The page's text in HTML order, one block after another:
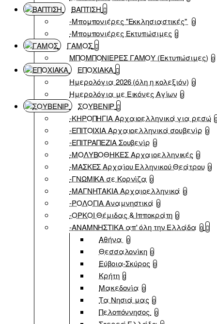
ΒΑΠΤΙΣΗ
-Μπομπονιέρες "Εκκλησιαστικές"
0
-Μπομπονιέρες Εκτυπώσιμες 0
ΓΑΜΟΣ
ΜΠΟΜΠΟΝΙΕΡΕΣ ΓΑΜΟΥ (Εκτυπώσιμες) 0
ΕΠΟΧΙΑΚΑ
Ημερολόγια 2026 (όλη η κολεξιόν) 0
Ημερολόγια με Εικόνες Αγίων 0
ΣΟΥΒΕΝΙΡ
-ΚΗΡΟΠΗΓΙΑ Αρχαιοελληνικά για ρεσώ 0
-ΕΠΙΤΟΙΧΙΑ Αρχαιοελληνικά σουβενίρ 0
-ΕΠΙΤΡΑΠΕΖΙΑ Σουβενίρ 0
-ΜΟΛΥΒΟΘΗΚΕΣ Αρχαιοελληνικές 0
-ΜΑΣΚΕΣ Αρχαίου Ελληνικού Θεάτρου 0
-ΓΝΩΜΙΚΑ σε Κορνίζα 0
-ΜΑΓΝΗΤΑΚΙΑ Αρχαιοελληνικά 0
-ΡΟΛΟΓΙΑ Αναμνηστικά 0
-ΟΡΚΟΙ Θέμιδας & Ιπποκράτη 0
-ΑΝΑΜΝΗΣΤΙΚΑ απ' όλη την Ελλάδα 0
Αθήνα 0
Θεσσαλονίκη 0
Εύβοια-Σκύρος 0
Κρήτη 0
Μακεδονία 0
Τα Νησιά μας 0
Πελοπόννησος 0